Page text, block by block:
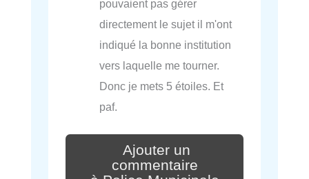
pouvaient pas gérer
directement le sujet il m'ont
indiqué la bonne institution
vers laquelle me tourner.
Donc je mets 5 étoiles. Et
paf.
Ajouter un
commentaire